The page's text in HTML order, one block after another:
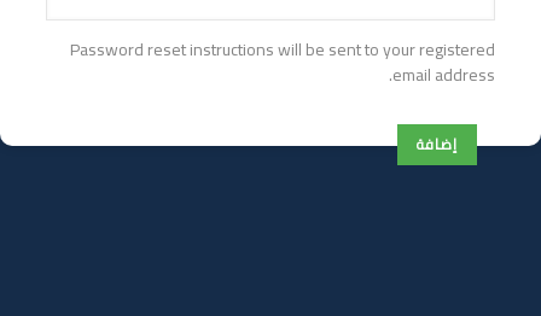
Password reset instructions will be sent to your registered
email address.